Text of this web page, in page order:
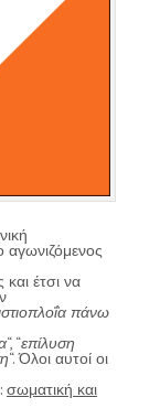
αγωνιζόμενος
έτσι να
πάνω
“, “επίλυση
“. Όλοι αυτοί οι
σωματική και